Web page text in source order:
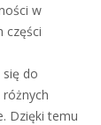
w
części
do
Dzięki temu